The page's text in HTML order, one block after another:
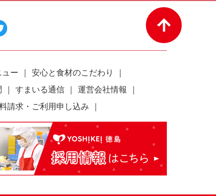
ュー
安心と食材のこだわり
すまいる通信
運営会社情報
請求・ご利用申し込み